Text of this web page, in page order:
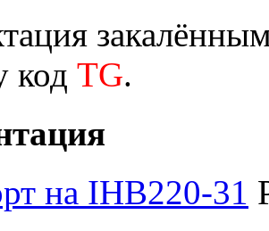
код TG.
на IHB220-31